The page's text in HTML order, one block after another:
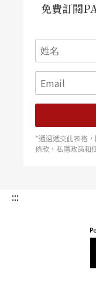
免費訂閱
*通過遞交此表格
條款，私隱政策和
:::